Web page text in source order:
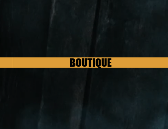
BOUTIQUE